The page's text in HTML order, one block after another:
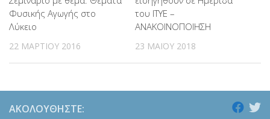
Φυσικής Αγωγής στο
Λύκειο
22 ΜΑΡΤΊΟΥ 2016
του ΙΤΥΕ –
ΑΝΑΚΟΙΝΟΠΟΙΗΣΗ
23 ΜΑΪ́ΟΥ 2018
ΑΚΟΛΟΥΘΉΣΤΕ: